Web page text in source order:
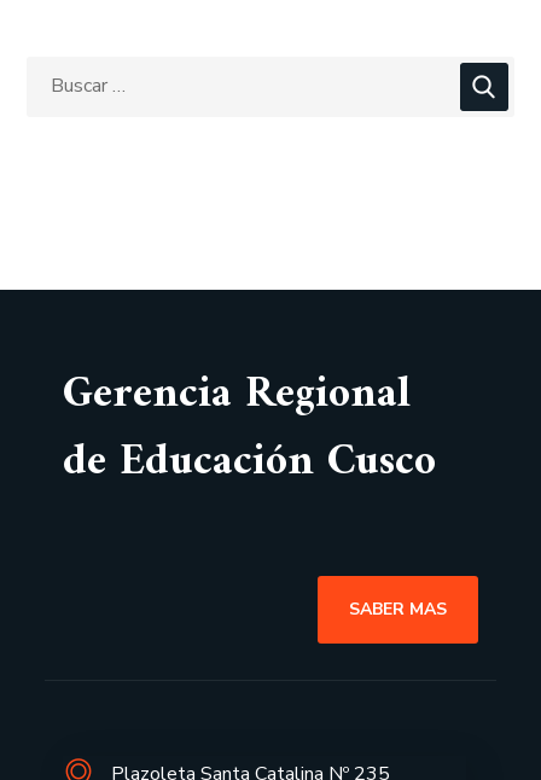
Gerencia Regional
de Educación Cusco
SABER MAS
Plazoleta Santa Catalina Nº 235